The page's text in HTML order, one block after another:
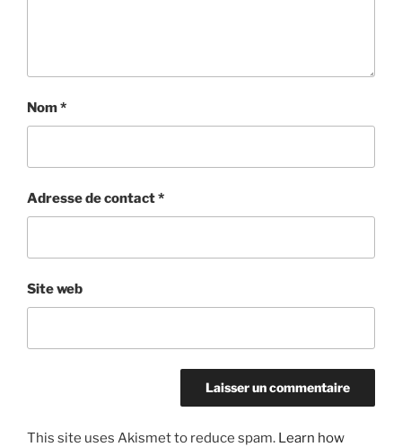
Nom*
Adresse de contact*
Site web
This site uses Akismet to reduce spam. Learn how